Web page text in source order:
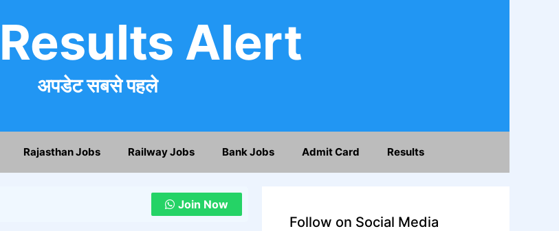
Alert
अपडेट सबसे पहले
Rajasthan Jobs Railway Jobs Bank Jobs Admit Card Results
Join Now
Follow on Social Media